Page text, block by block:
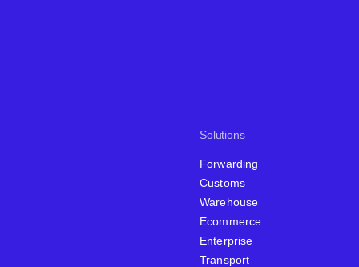
Solutions
Forwarding
Customs
Warehouse
Ecommerce
Enterprise
Transport